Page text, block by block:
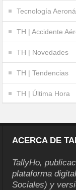
Tecnología
TH | Accidente
TH | Novedades
TH | Tendencias
TH | Última Hora
ACERCA DE
TallyHo,
plataforma
Sociales) y